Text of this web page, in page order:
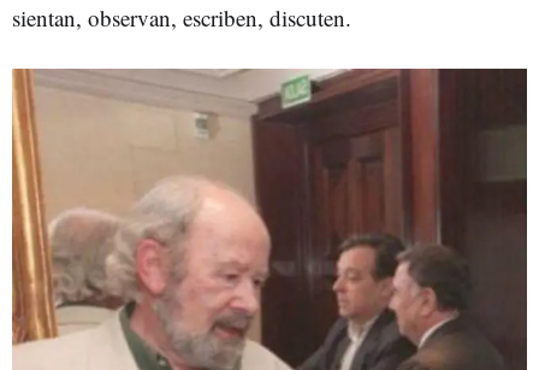
sientan, observan, escriben, discuten.